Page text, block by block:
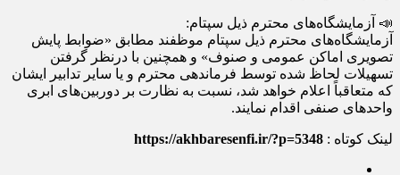
📣 آزمایشگاه‌های محترم ذیل سپتام:
آزمایشگاه‌های محترم ذیل سپتام موظفند مطابق «ضوابط پایش
تصویری اماکن عمومی و صنوف» و همچنین با درنظر گرفتن
تسهیلات لحاظ شده توسط فرماندهی محترم و یا سایر تدابیر ایشان
که متعاقباً اعلام خواهد شد، نسبت به نظارت بر دوربین‌های ابری
واحدهای صنفی اقدام نمایند.
لینک کوتاه : https://akhbaresenfi.ir/?p=5348